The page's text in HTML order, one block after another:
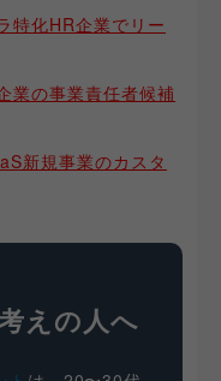
特化HR企業でリー
業の事業責任者候補
新規事業のカスタ
えの人へ